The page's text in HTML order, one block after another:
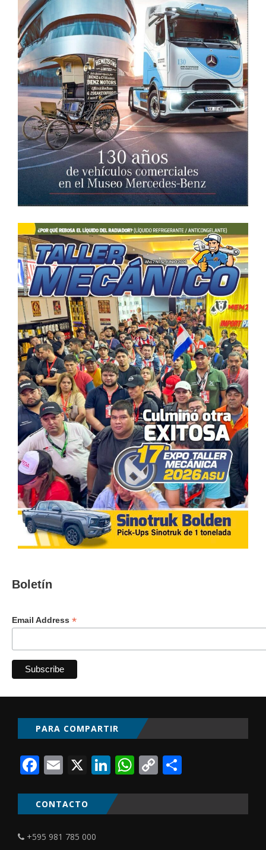
Boletín
Email Address *
PARA COMPARTIR
Facebook
Email
X LinkedIn
WhatsApp
Copy
CONTACTO
+595 981 785 000